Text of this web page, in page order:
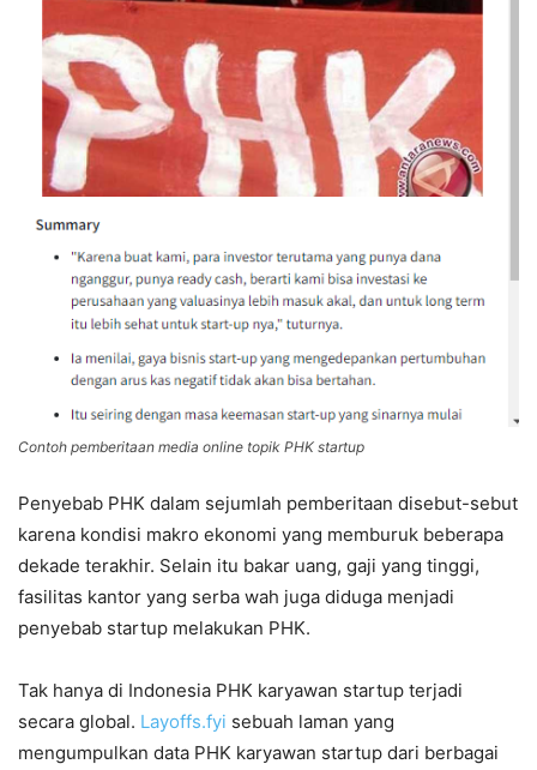
Contoh pemberitaan media online topik PHK startup
Penyebab PHK dalam sejumlah pemberitaan disebut-sebut
karena kondisi makro ekonomi yang memburuk beberapa
dekade terakhir. Selain itu bakar uang, gaji yang tinggi,
fasilitas kantor yang serba wah juga diduga menjadi
penyebab startup melakukan PHK.
Tak hanya di Indonesia PHK karyawan startup terjadi
secara global. Layoffs.fyi sebuah laman yang
mengumpulkan data PHK karyawan startup dari berbagai